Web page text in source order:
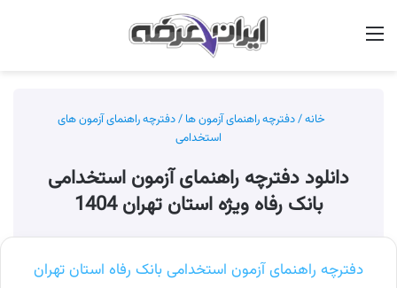
خانه/دفترچه راهنمای آزمون ها /دفترچه راهنمای آزمون های
استخدامی
دانلود دفترچه راهنمای آزمون استخدامی
بانک رفاه ویژه استان تهران 1404
دفترچه راهنمای آزمون استخدامی بانک رفاه استان تهران